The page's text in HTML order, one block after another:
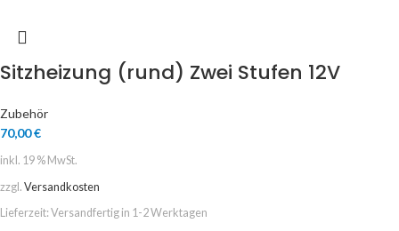
Sitzheizung (rund) Zwei Stufen 12V
Zubehör
70,00€
inkl. 19 % MwSt.
zzgl. Versandkosten
Lieferzeit: Versandfertig in 1-2 Werktagen